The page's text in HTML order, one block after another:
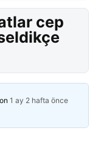
cep
1 ay 2 hafta önce